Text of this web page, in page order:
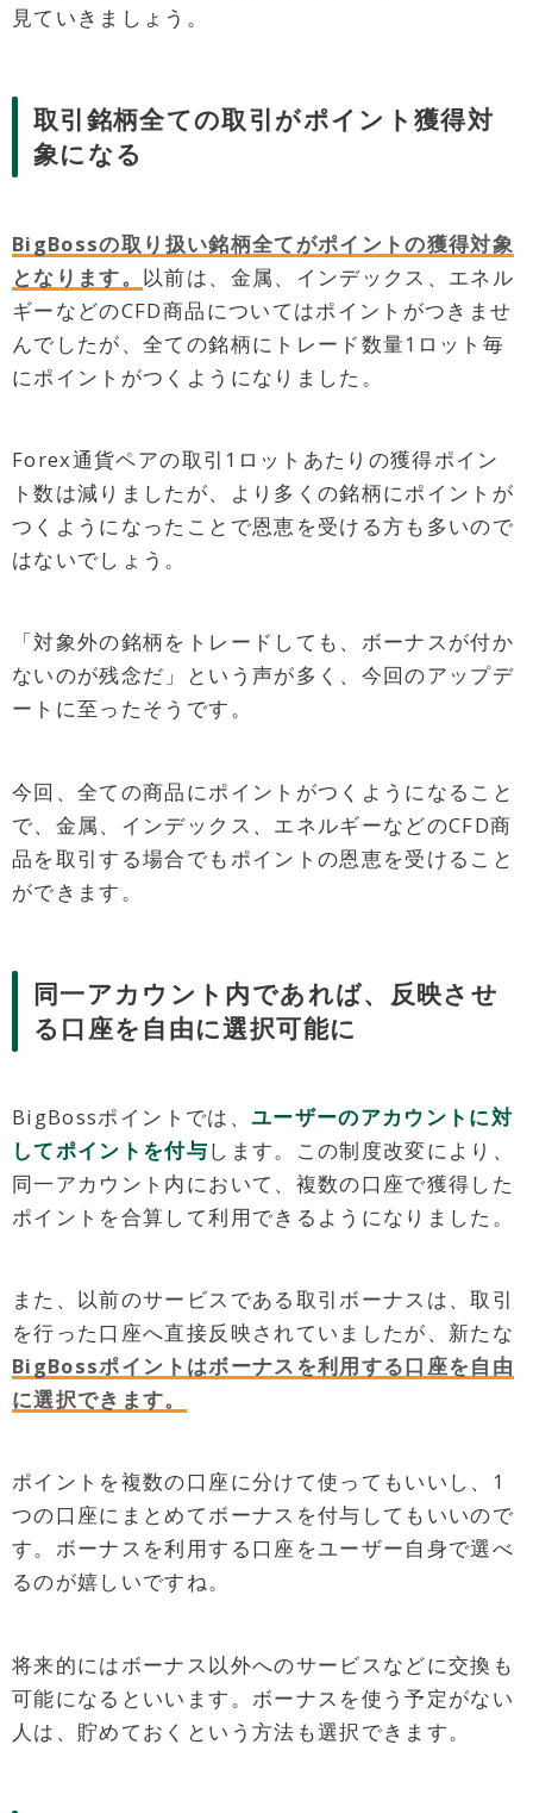
見ていきましょう。
取引銘柄全ての取引がポイント獲得対
象になる
BigBossの取り扱い銘柄全てがポイントの獲得対象
となります。 以前は、金属、インデックス、エネル
ギーなどのCFD商品についてはポイントがつきませ
んでしたが、全ての銘柄にトレード数量1ロット毎
にポイントがつくようになりました。
Forex通貨ペアの取引1ロットあたりの獲得ポイン
ト数は減りましたが、より多くの銘柄にポイントが
つくようになったことで恩恵を受ける方も多いので
はないでしょう。
「対象外の銘柄をトレードしても、ボーナスが付か
ないのが残念だ」という声が多く、今回のアップデ
ートに至ったそうです。
今回、全ての商品にポイントがつくようになること
で、金属、インデックス、エネルギーなどのCFD商
品を取引する場合でもポイントの恩恵を受けること
ができます。
同一アカウント内であれば、反映させ
る口座を自由に選択可能に
BigBossポイントでは、 ユーザーのアカウントに対
してポイントを付与します。この制度改変により、
同一アカウント内において、複数の口座で獲得した
ポイントを合算して利用できるようになりました。
また、以前のサービスである取引ボーナスは、取引
を行った口座へ直接反映されていましたが、新たな
BigBossポイントはボーナスを利用する口座を自由
に選択できます。
ポイントを複数の口座に分けて使ってもいいし、1
つの口座にまとめてボーナスを付与してもいいので
す。ボーナスを利用する口座をユーザー自身で選べ
るのが嬉しいですね。
将来的にはボーナス以外へのサービスなどに交換も
可能になるといいます。ボーナスを使う予定がない
人は、貯めておくという方法も選択できます。